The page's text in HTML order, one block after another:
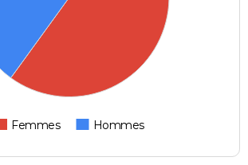
Femmes Hommes